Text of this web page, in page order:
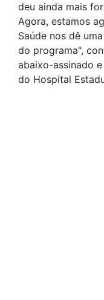
deu ainda mais
Agora, estamos
Saúde nos dê
do programa",
abaixo-assinado
do Hospital